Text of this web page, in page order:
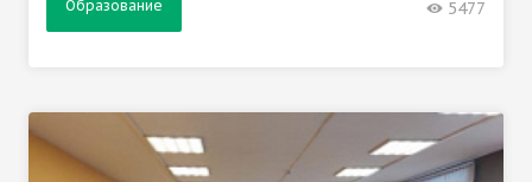
Образование 5477